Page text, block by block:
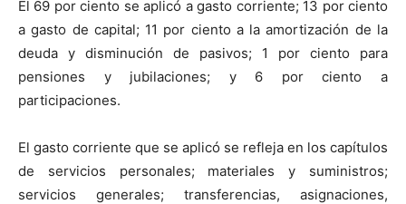
El 69 por ciento se aplicó a gasto corriente; 13 por ciento
a gasto de capital; 11 por ciento a la amortización de la
deuda y disminución de pasivos; 1 por ciento para
pensiones y jubilaciones; y 6 por ciento a
participaciones.
El gasto corriente que se aplicó se refleja en los capítulos
de servicios personales; materiales y suministros;
servicios generales; transferencias, asignaciones,